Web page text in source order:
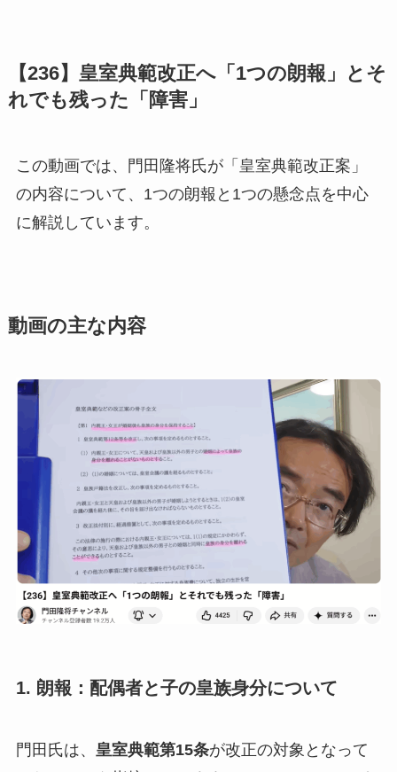
【236】皇室典範改正へ「1つの朗報」とそ
れでも残った「障害」
この動画では、門田隆将氏が「皇室典範改正案」
の内容について、1つの朗報と1つの懸念点を中心
に解説しています。
動画の主な内容
1. 朗報：配偶者と子の皇族身分について
門田氏は、 皇室典範第15条が改正の対象となって